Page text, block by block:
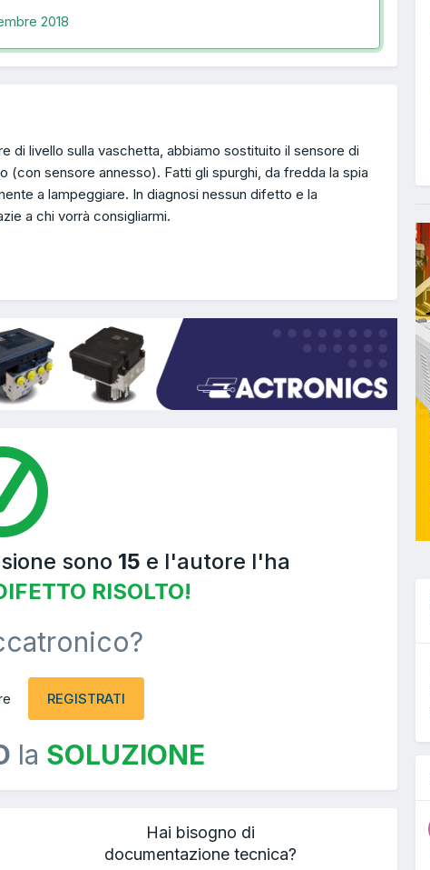
2018
di livello sulla vaschetta, abbiamo sostituito il sensore di
(con sensore annesso). Fatti gli spurghi, da fredda la spia
a lampeggiare. In diagnosi nessun difetto e la
a chi vorrà consigliarmi.
sono 15 e l'autore l'ha
RISOLTO!
REGISTRATI
la SOLUZIONE
Hai bisogno di
documentazione tecnica?